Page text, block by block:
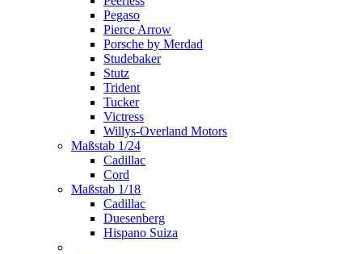
Pegaso
Pierce Arrow
Porsche by Merdad
Studebaker
Stutz
Trident
Tucker
Victress
Willys-Overland Motors
Maßstab 1/24
Cadillac
Cord
Maßstab 1/18
Cadillac
Duesenberg
Hispano Suiza